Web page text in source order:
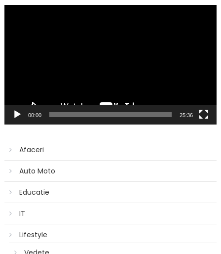
00:00 25:36
Afaceri
Auto Moto
Educatie
IT
Lifestyle